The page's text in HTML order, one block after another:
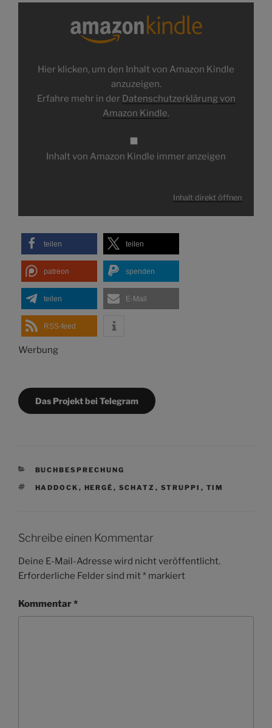
Inhalt
Hier klicken, um den Inhalt von Amazon Kindle
anzuzeigen.
Erfahre mehr in der Datenschutzerklärung von
Amazon Kindle.
Inhalt von Amazon Kindle immer anzeigen
Inhalt direkt öffnen
teilen teilen
patreon spenden
teilen E-Mail
RSS-feed
Werbung
Das Projekt bei Telegram
KATEGORIEN
BUCHBESPRECHUNG
SCHLAGWÖRTER
HADDOCK , HERGÉ , SCHATZ , STRUPPI , TIM
Schreibe einen Kommentar
Deine E-Mail-Adresse wird nicht veröffentlicht.
Erforderliche Felder sind mit* markiert
Kommentar*